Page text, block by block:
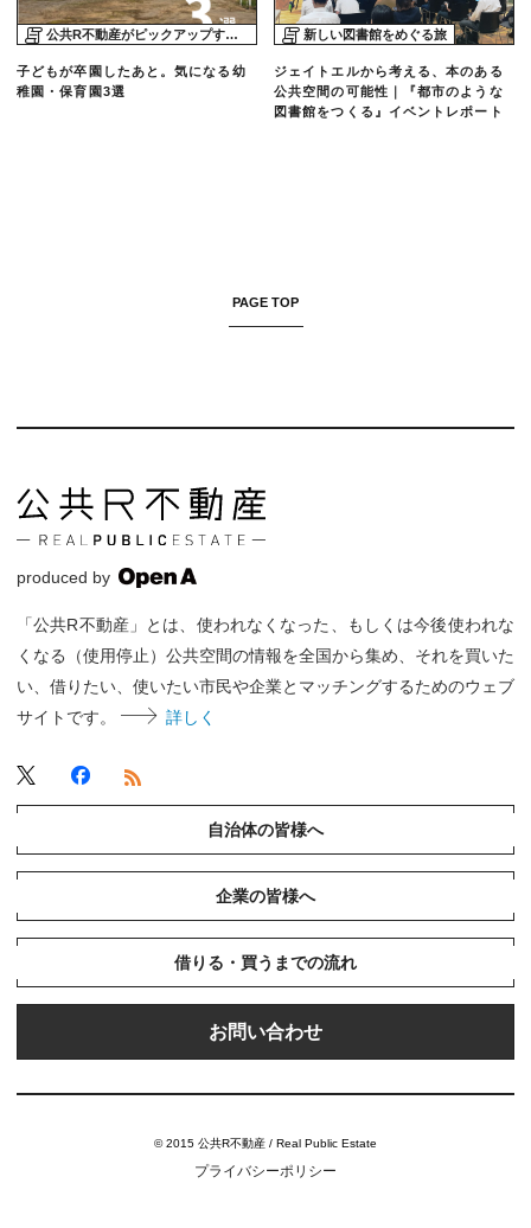
公共R不動産がピックアップする物件
子どもが卒園したあと。気になる幼
稚園・保育園3選
新しい図書館をめぐる旅
ジェイトエルから考える、本のある
公共空間の可能性｜『都市のような
図書館をつくる』イベントレポート
PAGE TOP
produced by
「公共R不動産」とは、使われなくなった、もしくは今後使われな
くなる（使用停止）公共空間の情報を全国から集め、それを買いた
い、借りたい、使いたい市民や企業とマッチングするためのウェブ
サイトです。
詳しく
自治体の皆様へ
企業の皆様へ
借りる・買うまでの流れ
お問い合わせ
© 2015 公共R不動産 / Real Public Estate
プライバシーポリシー